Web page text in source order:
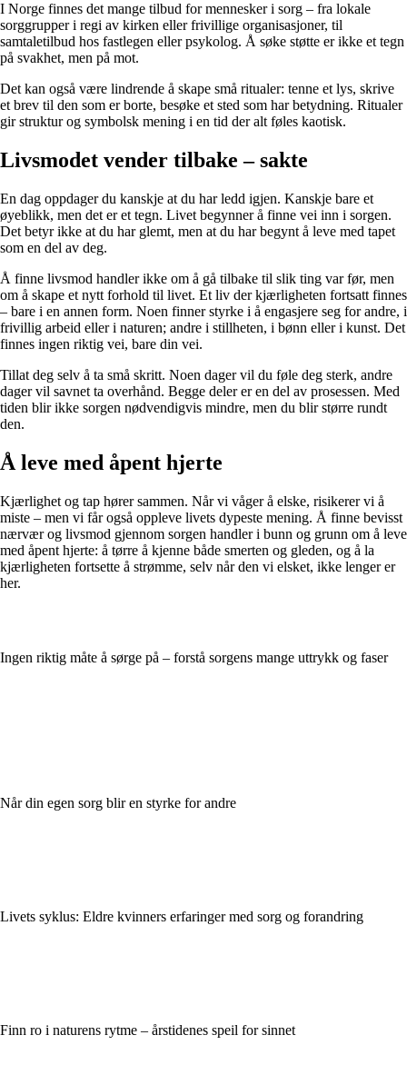
I Norge finnes det mange tilbud for mennesker i sorg – fra lokale
sorggrupper i regi av kirken eller frivillige organisasjoner, til
samtaletilbud hos fastlegen eller psykolog. Å søke støtte er ikke et tegn
på svakhet, men på mot.
Det kan også være lindrende å skape små ritualer: tenne et lys, skrive
et brev til den som er borte, besøke et sted som har betydning. Ritualer
gir struktur og symbolsk mening i en tid der alt føles kaotisk.
Livsmodet vender tilbake – sakte
En dag oppdager du kanskje at du har ledd igjen. Kanskje bare et
øyeblikk, men det er et tegn. Livet begynner å finne vei inn i sorgen.
Det betyr ikke at du har glemt, men at du har begynt å leve med tapet
som en del av deg.
Å finne livsmod handler ikke om å gå tilbake til slik ting var før, men
om å skape et nytt forhold til livet. Et liv der kjærligheten fortsatt finnes
– bare i en annen form. Noen finner styrke i å engasjere seg for andre, i
frivillig arbeid eller i naturen; andre i stillheten, i bønn eller i kunst. Det
finnes ingen riktig vei, bare din vei.
Tillat deg selv å ta små skritt. Noen dager vil du føle deg sterk, andre
dager vil savnet ta overhånd. Begge deler er en del av prosessen. Med
tiden blir ikke sorgen nødvendigvis mindre, men du blir større rundt
den.
Å leve med åpent hjerte
Kjærlighet og tap hører sammen. Når vi våger å elske, risikerer vi å
miste – men vi får også oppleve livets dypeste mening. Å finne bevisst
nærvær og livsmod gjennom sorgen handler i bunn og grunn om å leve
med åpent hjerte: å tørre å kjenne både smerten og gleden, og å la
kjærligheten fortsette å strømme, selv når den vi elsket, ikke lenger er
her.
Ingen riktig måte å sørge på – forstå sorgens mange uttrykk og faser
Når din egen sorg blir en styrke for andre
Livets syklus: Eldre kvinners erfaringer med sorg og forandring
Finn ro i naturens rytme – årstidenes speil for sinnet